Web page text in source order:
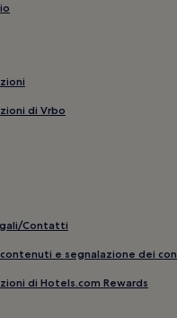
di Vrbo
Contatti
contenuti e segnalazione dei
di Hotels.com Rewards